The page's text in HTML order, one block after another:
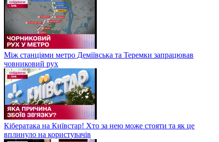
Між станціями метро Деміївська та Теремки запрацював
човниковий рух
Кібератака на Київстар! Хто за нею може стояти та як це
вплинуло на користувачів